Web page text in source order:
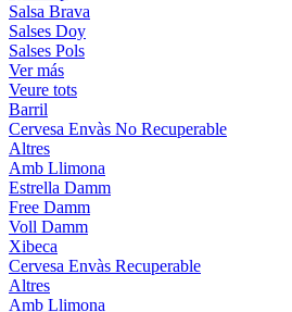
Salsa Brava
Salses Doy
Salses Pols
Ver más
Veure tots
Barril
Cervesa Envàs No Recuperable
Altres
Amb Llimona
Estrella Damm
Free Damm
Voll Damm
Xibeca
Cervesa Envàs Recuperable
Altres
Amb Llimona